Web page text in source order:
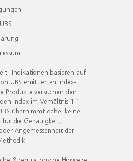
Indikationen basieren auf
UBS emittierten Index-
Produkte versuchen den
Index im Verhältnis 1:1
übernimmt dabei keine
für die Genauigkeit,
Angemessenheit der